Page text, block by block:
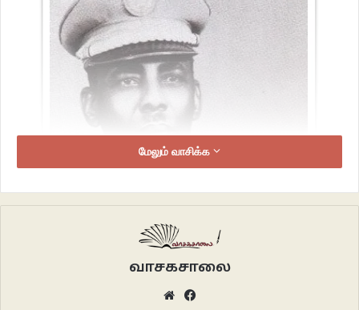
மேலும் வாசிக்க
வாசகசாலை
Website